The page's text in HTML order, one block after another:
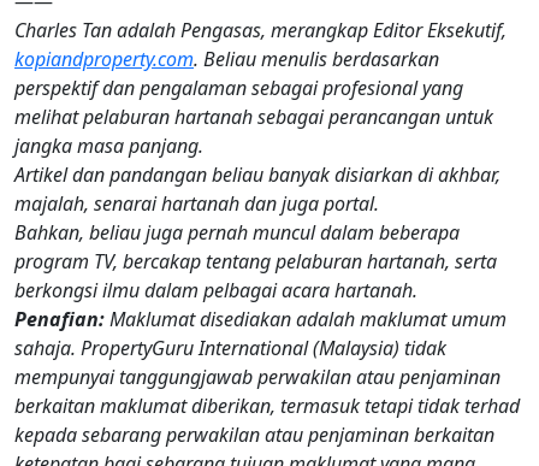
Charles Tan adalah Pengasas, merangkap Editor Eksekutif,
kopiandproperty.com. Beliau menulis berdasarkan
perspektif dan pengalaman sebagai profesional yang
melihat pelaburan hartanah sebagai perancangan untuk
jangka masa panjang.
Artikel dan pandangan beliau banyak disiarkan di akhbar,
majalah, senarai hartanah dan juga portal.
Bahkan, beliau juga pernah muncul dalam beberapa
program TV, bercakap tentang pelaburan hartanah, serta
berkongsi ilmu dalam pelbagai acara hartanah.
Penafian:Maklumat disediakan adalah maklumat umum
sahaja. PropertyGuru International (Malaysia) tidak
mempunyai tanggungjawab perwakilan atau penjaminan
berkaitan maklumat diberikan, termasuk tetapi tidak terhad
kepada sebarang perwakilan atau penjaminan berkaitan